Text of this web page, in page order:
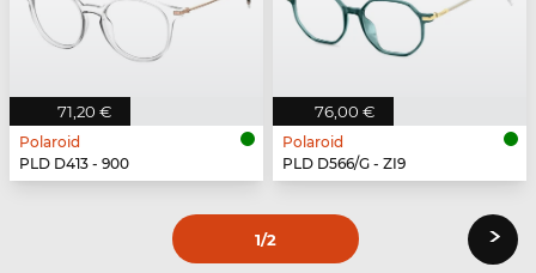
71,20 €
Polaroid
PLD D413 - 900
76,00 €
Polaroid
PLD D566/G - ZI9
1/2 ›